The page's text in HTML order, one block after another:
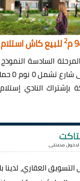
2للبيع كاش استلام
السادسة
بإشتراك النادي
التسويق العقاري،